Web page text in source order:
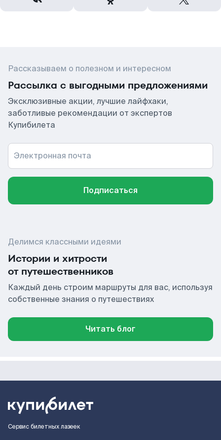
Рассказываем о полезном и интересном
Рассылка с выгодными предложениями
Эксклюзивные акции, лучшие лайфхаки,
заботливые рекомендации от экспертов
Купибилета
Электронная почта
Подписаться
Делимся классными идеями
Истории и хитрости
от путешественников
Каждый день строим маршруты для вас, используя
собственные знания о путешествиях
Читать блог
Сервис билетных лазеек